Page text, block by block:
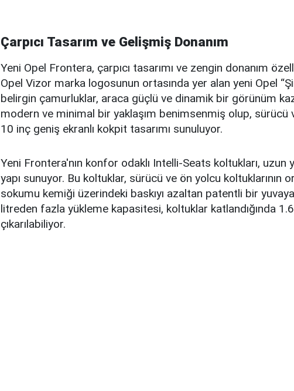
Çarpıcı Tasarım ve Gelişmiş Donanım
Yeni Opel Frontera, çarpıcı tasarımı ve zengin donanım
Opel Vizor marka logosunun ortasında yer alan yeni Opel
belirgin çamurluklar, araca güçlü ve dinamik bir görünüm
modern ve minimal bir yaklaşım benimsenmiş olup, sürücü
10 inç geniş ekranlı kokpit tasarımı sunuluyor.
Yeni Frontera'nın konfor odaklı Intelli-Seats koltukları, uzun
yapı sunuyor. Bu koltuklar, sürücü ve ön yolcu koltuklarının
sokumu kemiği üzerindeki baskıyı azaltan patentli bir
litreden fazla yükleme kapasitesi, koltuklar katlandığında
çıkarılabiliyor.